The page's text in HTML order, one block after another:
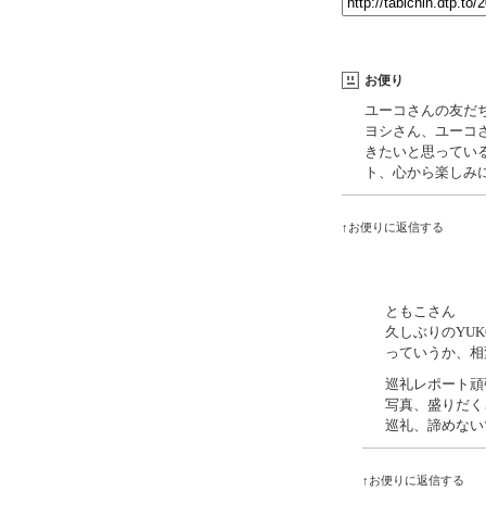
お便り
ユーコさんの友だ
ヨシさん、ユーコ
きたいと思ってい
ト、心から楽し
↑お便りに返信する
ともこさん
久しぶりの
っていうか、
巡礼レポート
写真、盛りだ
巡礼、諦めな
↑お便りに返信する